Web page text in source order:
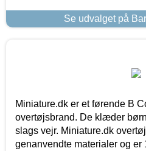
Se udvalget på
Miniature.dk er et førende B
overtøjsbrand. De klæder
slags vejr. Miniature.dk
genanvendte materialer og er